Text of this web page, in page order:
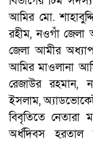
আমির মো.
রহীম, নওগাঁ জেলা
জেলা আমীর
আমির মাওলানা
রেজাউর রহমান,
ইসলাম,
বিবৃতিতে নেতারা
অর্ধদিবস